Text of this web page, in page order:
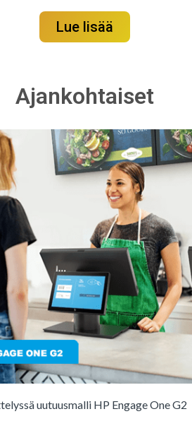
Lue lisää
Ajankohtaiset
uutuusmalli HP Engage One G2